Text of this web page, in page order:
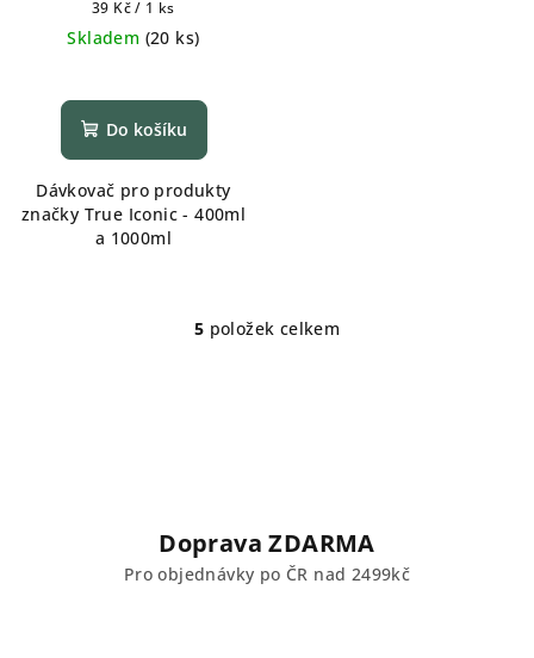
Měrná
cena:
39 Kč / 1 ks
Skladem (20 ks)
Do košíku
Dávkovač pro produkty
značky True Iconic - 400ml
a 1000ml
O
í
p
r
5 položek celkem
Doprava ZDARMA
Pro objednávky po ČR nad 2499kč